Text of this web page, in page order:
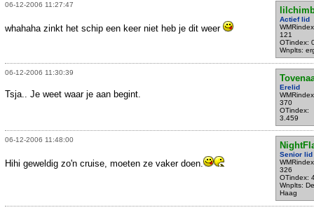
06-12-2006 11:27:47
Actief lid
121
OTindex:
Wnplts:
whahaha zinkt het schip een keer niet heb je dit weer
06-12-2006 11:30:39
Erelid
370
OTindex:
3.459
Tsja.. Je weet waar je aan begint.
06-12-2006 11:48:00
Senior lid
326
OTindex:
Wnplts:
Haag
Hihi geweldig zo'n cruise, moeten ze vaker doen.